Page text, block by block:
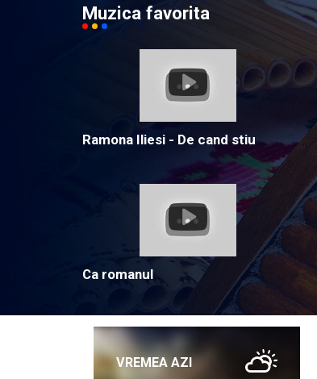
Muzica favorita
Ramona Iliesi - De cand stiu
Ca romanul
VREMEA AZI